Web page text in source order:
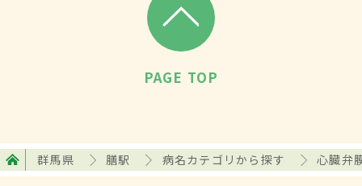
PAGE TOP
群馬県 膳駅 病名カテゴリから探す 心臓弁